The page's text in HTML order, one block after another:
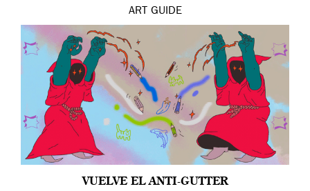
ART GUIDE
VUELVE EL ANTI-GUTTER